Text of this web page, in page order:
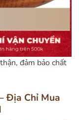
đảm bảo chất
Địa Chỉ Mua